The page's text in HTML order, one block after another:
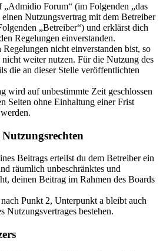
Forum“ (im Folgenden „das
Nutzungsvertrag mit dem Betreiber
„Betreiber“) und erklärst dich
Regelungen einverstanden.
nicht einverstanden bist, so
weiter nutzen. Für die Nutzung des
die an dieser Stelle veröffentlichten
wird auf unbestimmte Zeit geschlossen
Seiten ohne Einhaltung einer Frist
Beitrags erteilst du dem Betreiber ein
räumlich unbeschränktes und
deinen Beitrag im Rahmen des Boards
Punkt 2, Unterpunkt a bleibt auch
Nutzungsvertrages bestehen.